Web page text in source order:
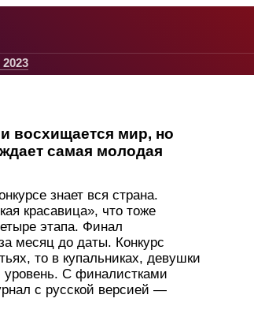
восхищается мир, но
самая молодая
знает вся страна.
красавица», что тоже
этапа. Финал
месяц до даты. Конкурс
то в купальниках, девушки
С финалистками
с русской версией —